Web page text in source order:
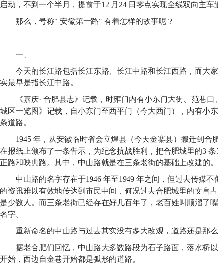
启动，不到一个半月，提前于12 月24 日零点实现全线双向主车
那么，号称" 安徽第一路" 有着怎样的故事呢？
一、
今天的长江路包括长江东路、长江中路和长江西路，而大
实最早是指长江中路。
《嘉庆· 合肥县志》记载，时雍门内有小东门大街、范巷
城区一览图》记载，自小东门至西平门（今大西门），内有小
条道路。
1945 年，从安徽临时省会立煌县（今天金寨县）搬迁到合
在报纸上颁布了一条告示，为纪念抗战胜利，把合肥城里的3
正路和映典路。其中，中山路就是在三条老街的基础上改建的。
中山路的名字存在于1946 年至1949 年之间，但过去传媒
的资讯难以有效地传达到市民中间，何况过去合肥城里的文盲
是少数人。而三条老街已经存在好几百年了，老百姓叫顺溜了
名字。
重新命名的中山路与过去其实没有多大改观，道路还是那
据老合肥们回忆，中山路大多数路段为石子路面，落水桥
开始，西边自金巷开始都是弧形的道路。